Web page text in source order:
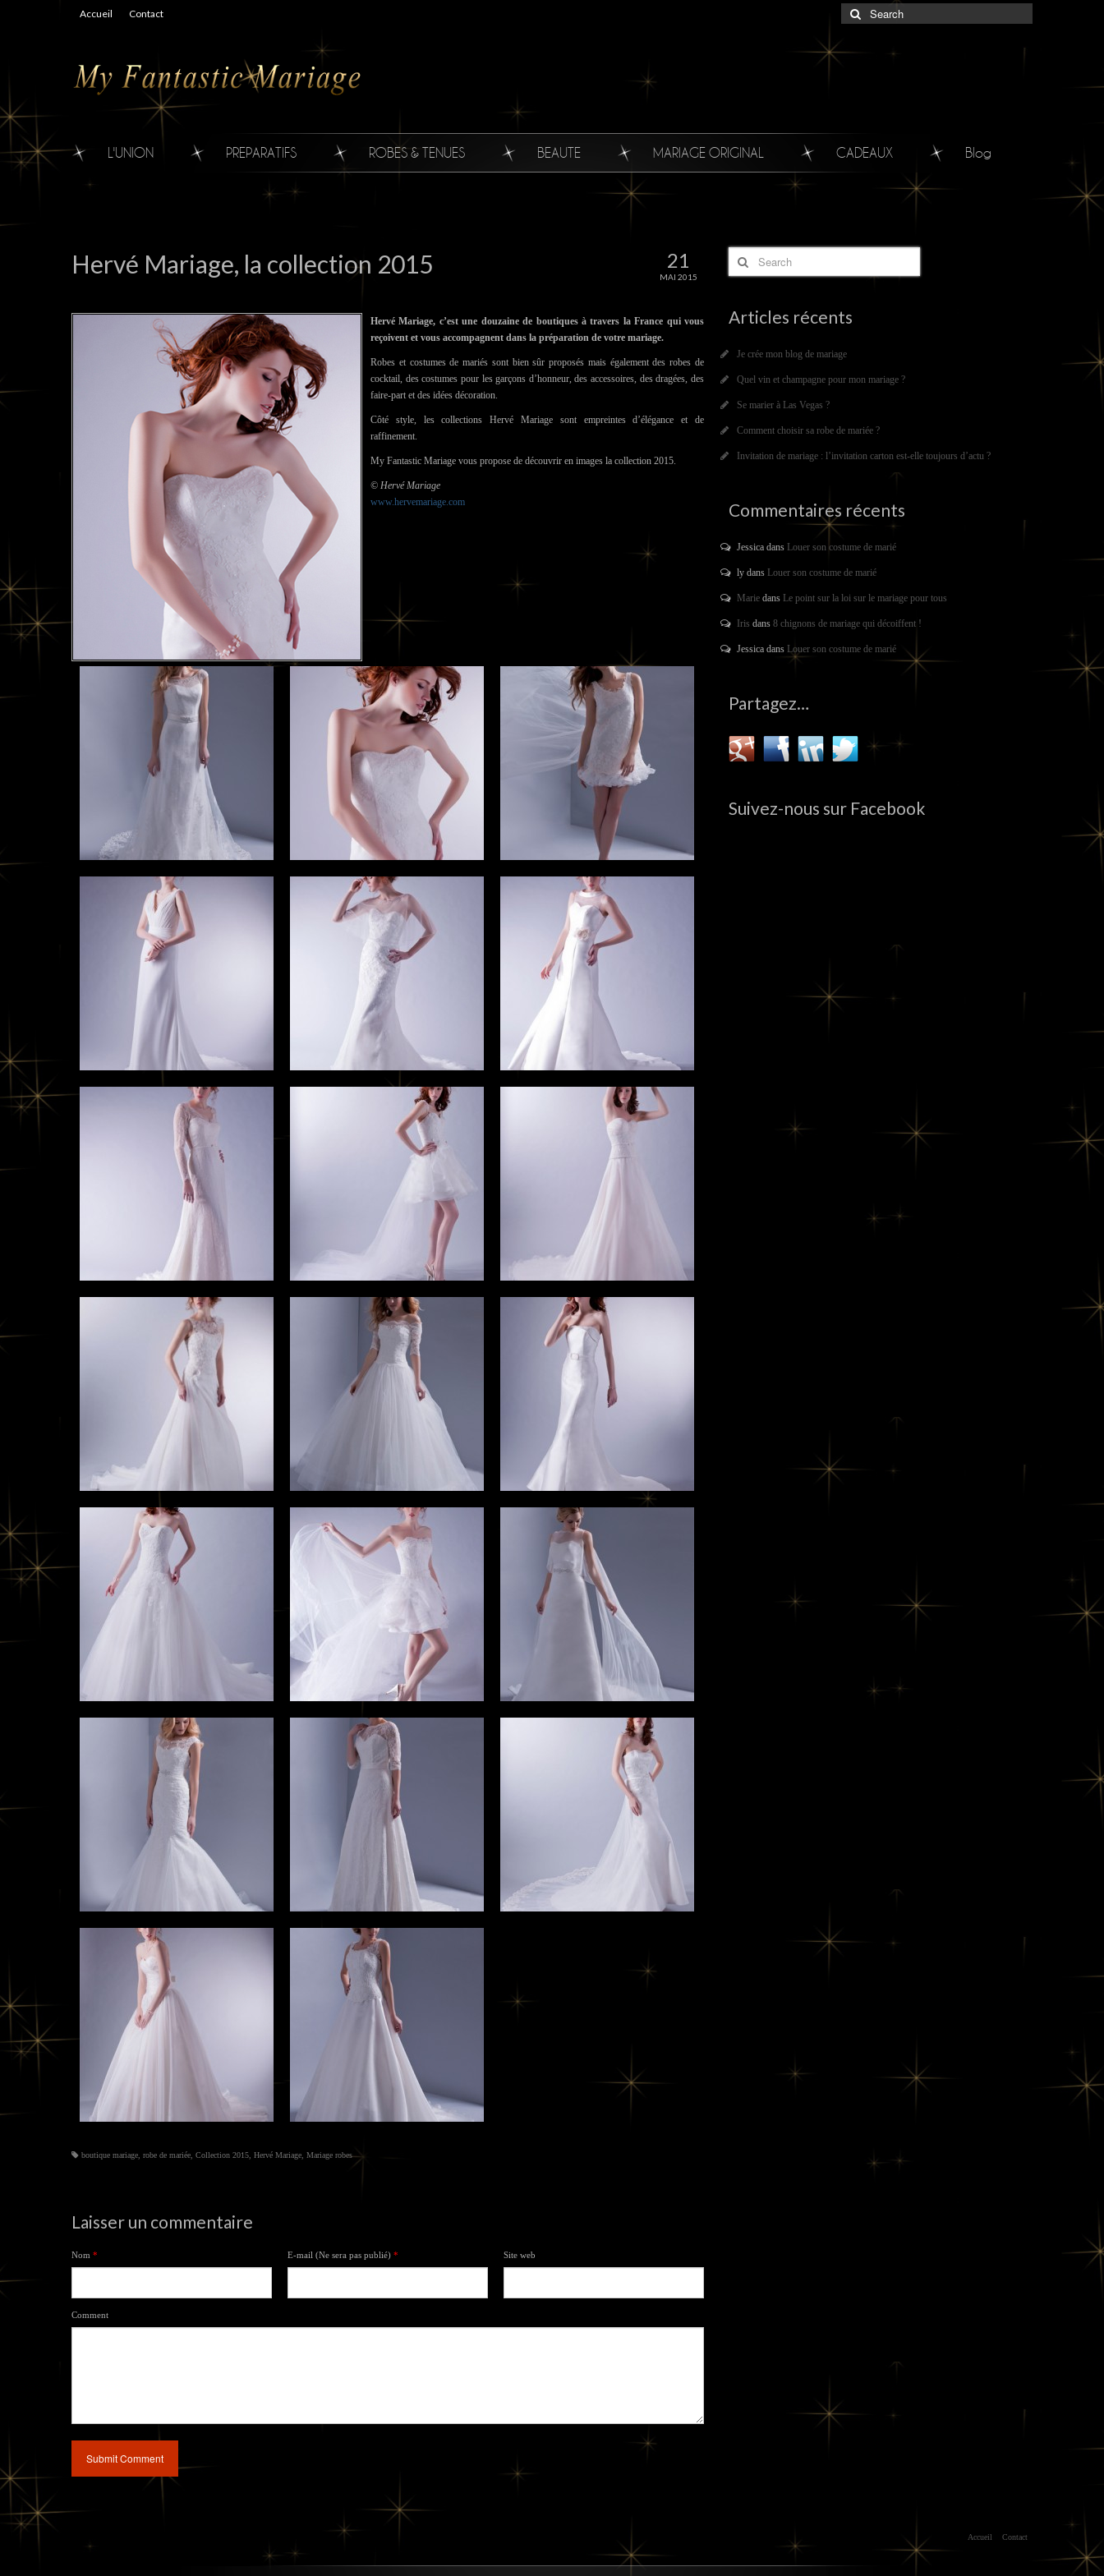
Accueil Contact
L'UNION PREPARATIFS ROBES & TENUES BEAUTE MARIAGE ORIGINAL CADEAUX Blog
21
MAI 2015
Hervé Mariage, la collection 2015
Hervé Mariage, c’est une douzaine de boutiques à travers la France qui vous
reçoivent et vous accompagnent dans la préparation de votre mariage.
Robes et costumes de mariés sont bien sûr proposés mais également des robes de
cocktail, des costumes pour les garçons d’honneur, des accessoires, des dragées, des
faire-part et des idées décoration.
Côté style, les collections Hervé Mariage sont empreintes d’élégance et de
raffinement.
My Fantastic Mariage vous propose de découvrir en images la collection 2015.
© Hervé Mariage
www.hervemariage.com
boutique mariage, robe de mariée, Collection 2015, Hervé Mariage, Mariage robes
Laisser un commentaire
Nom * E-mail (Ne sera pas publié)* Site web
Comment
Articles récents
Je crée mon blog de mariage
Quel vin et champagne pour mon mariage ?
Se marier à Las Vegas ?
Comment choisir sa robe de mariée ?
Invitation de mariage : l’invitation carton est-elle toujours d’actu ?
Commentaires récents
Jessica dans Louer son costume de marié
ly dans Louer son costume de marié
Marie dans Le point sur la loi sur le mariage pour tous
Iris dans 8 chignons de mariage qui décoiffent !
Jessica dans Louer son costume de marié
Partagez…
Suivez-nous sur Facebook
Accueil Contact